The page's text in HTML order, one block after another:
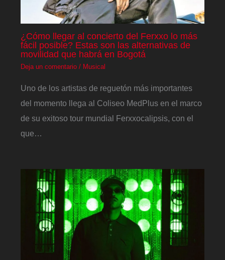
¿Cómo llegar al concierto del Ferxxo lo más
fácil posible? Estas son las alternativas de
movilidad que habrá en Bogotá
Deja un comentario / Musical
Uno de los artistas de reguetón más importantes
del momento llega al Coliseo MedPlus en el marco
de su exitoso tour mundial Ferxxocalipsis, con el
que…